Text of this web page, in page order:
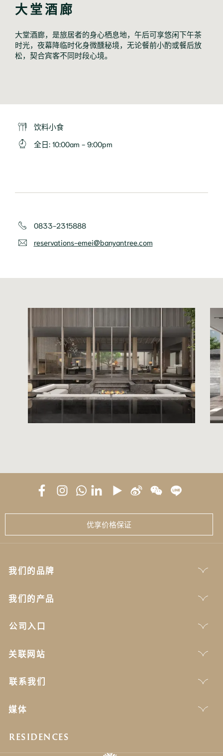
大堂酒廊
大堂酒廊，是旅居者的身心栖息地，午后可享悠闲下午茶
时光，夜幕降临时化身微醺秘境，无论餐前小酌或餐后放
松，契合宾客不同时段心境。
饮料小食
全日: 10:00am - 9:00pm
0833-2315888
reservations-emei@banyantree.com
优享价格保证
我们的品牌
我们的产品
公司入口
关联网站
联系我们
媒体
RESIDENCES